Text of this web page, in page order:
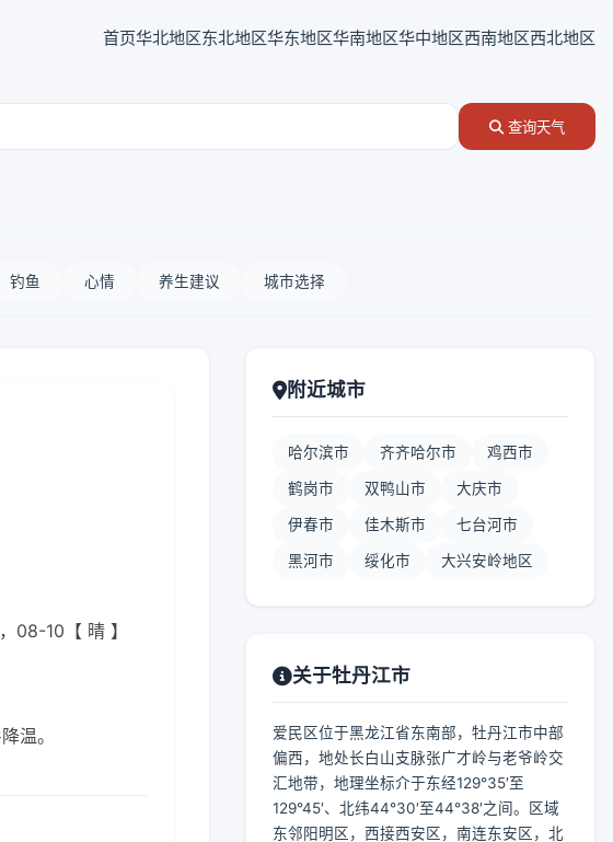
首页华北地区东北地区华东地区华南地区华中地区西南地区西北地区
查询天气
钓鱼 心情 养生建议 城市选择
10【 晴 】
温。
附近城市
哈尔滨市 齐齐哈尔市 鸡西市
鹤岗市 双鸭山市 大庆市
伊春市 佳木斯市 七台河市
黑河市 绥化市 大兴安岭地区
关于牡丹江市
爱民区位于黑龙江省东南部，牡丹江市中部
偏西，地处长白山支脉张广才岭与老爷岭交
汇地带，地理坐标介于东经129°35′至
129°45′、北纬44°30′至44°38′之间。区域
东邻阳明区，西接西安区，南连东安区，北